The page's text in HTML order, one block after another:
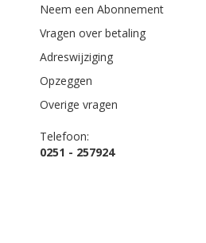
Neem een Abonnement
Vragen over betaling
Adreswijziging
Opzeggen
Overige vragen
Telefoon:
0251 - 257924